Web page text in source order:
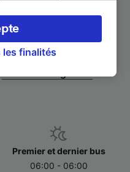
bus
en bus ? C'est par
.Si vous préférez
Premier et dernier bus
06:00 - 06:00
exerçant votre
légitime, en
moment sur la
à nos partenaires
de navigation.
demandé de ne
partenaires
finalités